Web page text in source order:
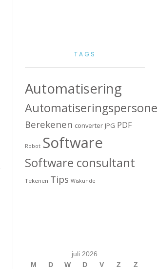
TAGS
Automatisering
Berekenen converter JPG PDF
Robot Software
Software consultant
Tekenen Tips Wiskunde
juli 2026
M
D W D V Z
Z